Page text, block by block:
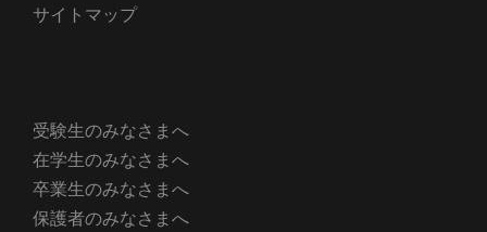
サイトマップ
受験生のみなさまへ
在学生のみなさまへ
卒業生のみなさまへ
保護者のみなさまへ